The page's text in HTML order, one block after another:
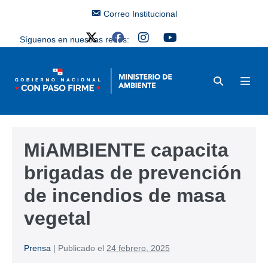
Correo Institucional
Síguenos en nuestras redes:
MiAMBIENTE capacita
brigadas de prevención
de incendios de masa
vegetal
Prensa | Publicado el 24 febrero, 2025